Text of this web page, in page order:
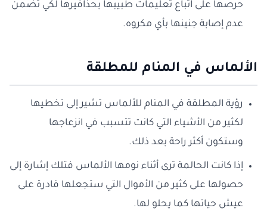
حرصها على اتباع تعليمات طبيبها بحذافيرها لكي تضمن
عدم إصابة جنينها بأي مكروه.
الألماس في المنام للمطلقة
رؤية المطلقة في المنام للألماس تشير إلى تخطيها
لكثير من الأشياء التي كانت تتسبب في انزعاجها
وستكون أكثر راحة بعد ذلك.
إذا كانت الحالمة ترى أثناء نومها الألماس فتلك إشارة إلى
حصولها على كثير من الأموال التي ستجعلها قادرة على
عيش حياتها كما يحلو لها.